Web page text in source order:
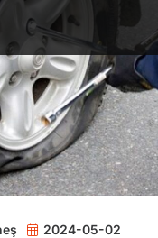
2024-05-02